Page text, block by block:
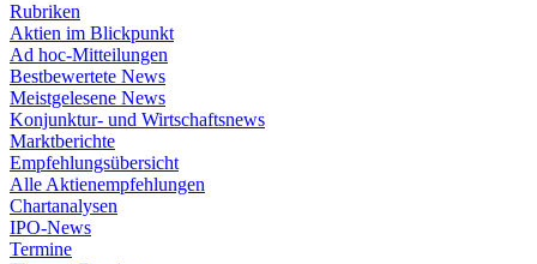
Rubriken
Aktien im Blickpunkt
Ad hoc-Mitteilungen
Bestbewertete News
Meistgelesene News
Konjunktur- und Wirtschaftsnews
Marktberichte
Empfehlungsübersicht
Alle Aktienempfehlungen
Chartanalysen
IPO-News
Termine